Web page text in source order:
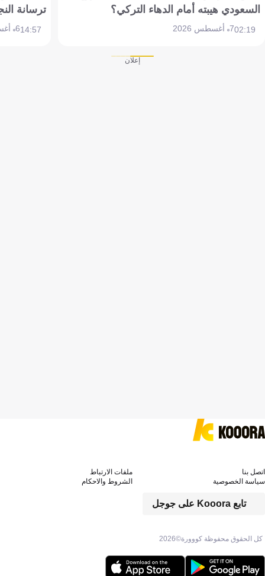
السعودي هيبته أمام الدهاء التركي؟
02:197 أغسطس 2026
ترسانة
14:576 أغسطس 2026
إعلان
كل الحقوق محفوظة كووورة©2026
تابع Kooora على جوجل
اتصل بنا
ملفات الارتباط
سياسة الخصوصية
الشروط والاحكام